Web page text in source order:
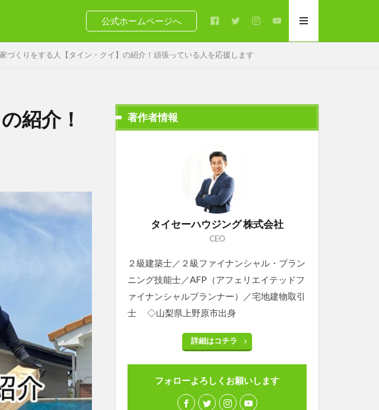
公式ホームページへ
づくりをする人【タイン・クイ】の紹介！頑張っている人を応援します
紹介！
著作者情報
タイセーハウジング 株式会社
CEO
２級建築士／２級ファイナンシャル・プラン
ニング技能士／AFP（アフェリエイテッドフ
ァイナンシャルプランナー）／宅地建物取引
士 ◇山梨県上野原市出身
詳細はコチラ
フォローよろしくお願いします